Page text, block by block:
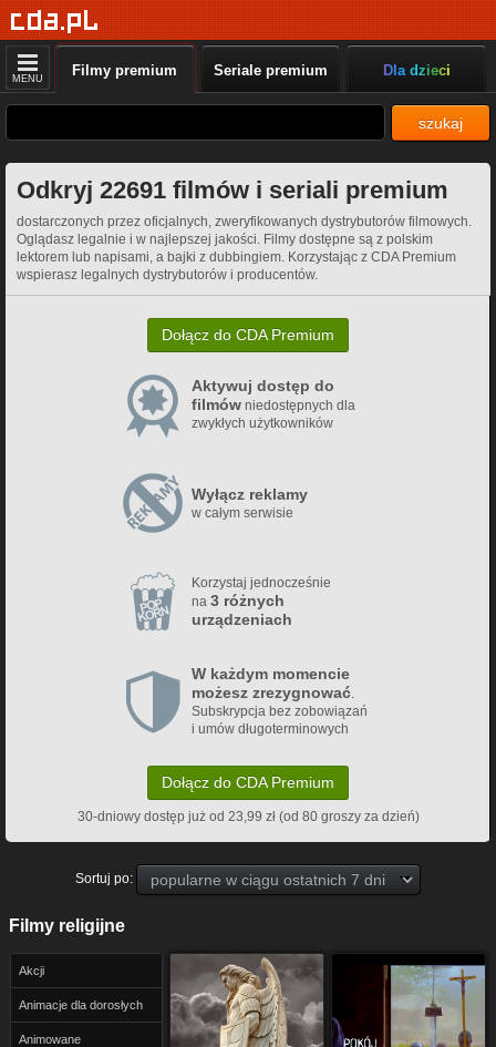
MENU Filmy premium Seriale premium Dla dzieci
szukaj
Odkryj 22691 filmów i seriali premium
dostarczonych przez oficjalnych, zweryfikowanych dystrybutorów filmowych.
Oglądasz legalnie i w najlepszej jakości. Filmy dostępne są z polskim
lektorem lub napisami, a bajki z dubbingiem. Korzystając z CDA Premium
wspierasz legalnych dystrybutorów i producentów.
Dołącz do CDA Premium
Aktywuj dostęp do
filmówniedostępnych dla
zwykłych użytkowników
Wyłącz reklamy
w całym serwisie
Korzystaj jednocześnie
na 3 różnych
urządzeniach
W każdym momencie
możesz zrezygnować.
Subskrypcja bez zobowiązań
i umów długoterminowych
Dołącz do CDA Premium
30-dniowy dostęp już od 23,99 zł (od 80 groszy za dzień)
Sortuj po:
Filmy religijne
Akcji
Animacje dla dorosłych
Animowane